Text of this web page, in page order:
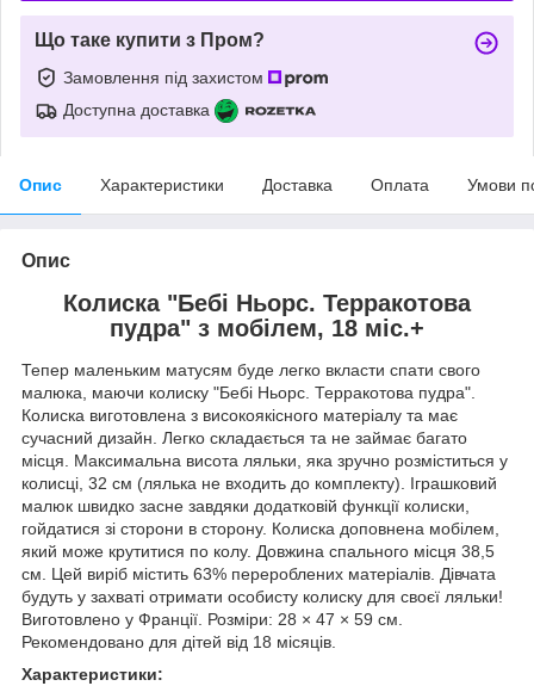
Що таке купити з Пром?
Замовлення під захистом
Доступна доставка
Опис Характеристики Доставка Оплата Умови
Опис
Колиска "Бебi Ньорс. Терракотова
пудра" з мобілем, 18 міс.+
Тепер маленьким матусям буде легко вкласти спати свого
малюка, маючи колиску "Бебi Ньорс. Терракотова пудра".
Колиска виготовлена з високоякісного матеріалу та має
сучасний дизайн. Легко складається та не займає багато
місця. Максимальна висота ляльки, яка зручно розміститься у
колисці, 32 см (лялька не входить до комплекту). Іграшковий
малюк швидко засне завдяки додатковій функції колиски,
гойдатися зі сторони в сторону. Колиска доповнена мобілем,
який може крутитися по колу. Довжина спального місця 38,5
см. Цей виріб містить 63% перероблених матеріалів. Дівчата
будуть у захваті отримати особисту колиску для своєї ляльки!
Виготовлено у Франції. Розміри: 28 × 47 × 59 см.
Рекомендовано для дітей від 18 місяців.
Характеристики: